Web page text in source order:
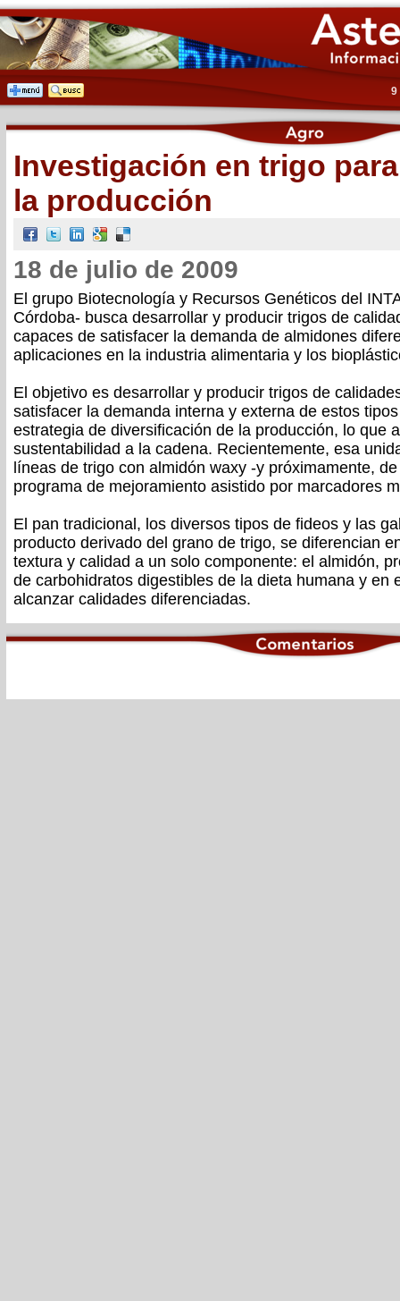
9
Investigación en trigo
la producción
18 de julio de 2009
El grupo Biotecnología y Recursos Genéticos del
Córdoba- busca desarrollar y producir trigos de
capaces de satisfacer la demanda de almidones
aplicaciones en la industria alimentaria y los
El objetivo es desarrollar y producir trigos de
satisfacer la demanda interna y externa de estos
estrategia de diversificación de la producción, lo que
sustentabilidad a la cadena. Recientemente, esa
líneas de trigo con almidón waxy -y próximamente,
programa de mejoramiento asistido por marcadores
El pan tradicional, los diversos tipos de fideos y las
producto derivado del grano de trigo, se diferencian
textura y calidad a un solo componente: el almidón,
de carbohidratos digestibles de la dieta humana y en
alcanzar calidades diferenciadas.